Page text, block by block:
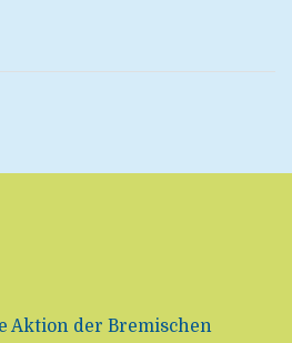
Aktion der Bremischen